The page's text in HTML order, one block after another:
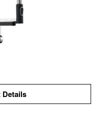
Details